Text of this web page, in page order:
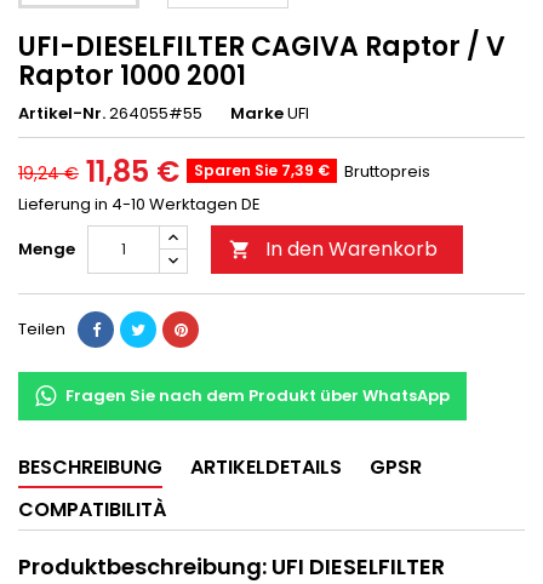
UFI-DIESELFILTER CAGIVA Raptor / V
Raptor 1000 2001
Artikel-Nr.264055#55 MarkeUFI
19,24 € 11,85 € Sparen Sie 7,39 €
Bruttopreis
Lieferung in 4-10 Werktagen DE
Menge
 In den Warenkorb
Teilen
Fragen Sie nach dem Produkt über WhatsApp
BESCHREIBUNG ARTIKELDETAILS
GPSR
COMPATIBILITÀ
Produktbeschreibung: UFI DIESELFILTER